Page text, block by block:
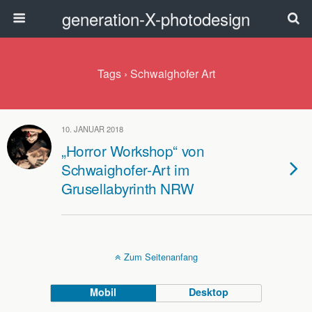
generation-X-photodesign
Tags › Schwaighofer Art
10. JANUAR 2018
„Horror Workshop“ von
Schwaighofer-Art im
Grusellabyrinth NRW
Zum Seitenanfang
Mobil Desktop